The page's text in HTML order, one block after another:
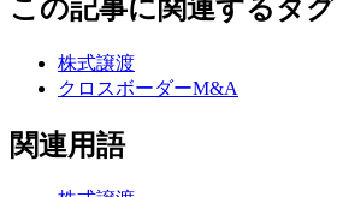
この記事に関連するタグ
株式譲渡
クロスボーダーM&A
関連用語